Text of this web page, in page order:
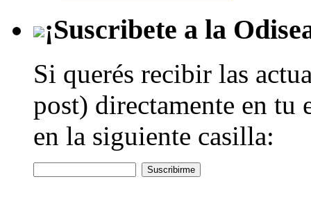
¡Suscribete a la
Si querés recibir las
post) directamente en
en la siguiente casilla: